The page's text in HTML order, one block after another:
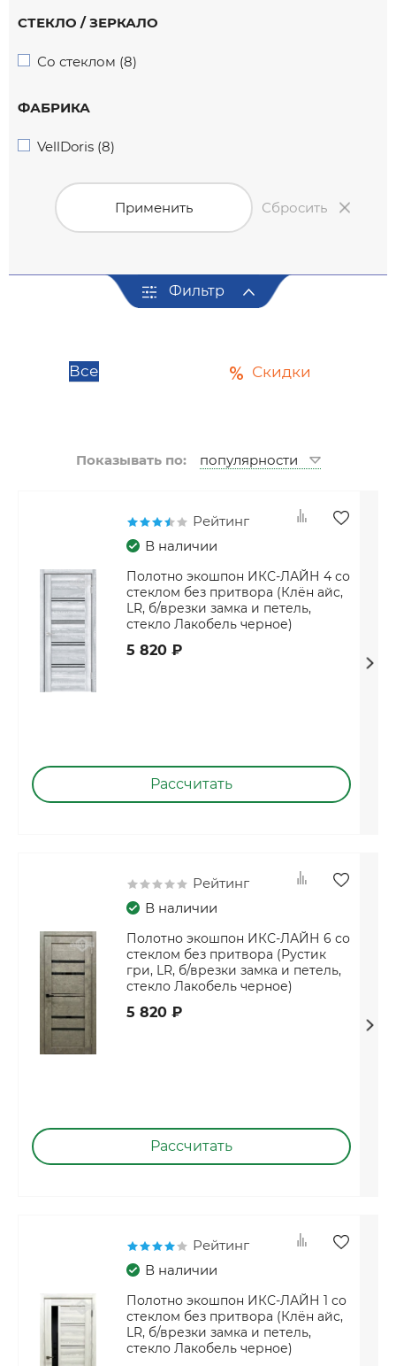
СТЕКЛО / ЗЕРКАЛО
Со стеклом (8)
ФАБРИКА
VellDoris (8)
Применить Сбросить
Фильтр
Все Скидки
Показывать по:
Рейтинг
В наличии
Полотно экошпон ИКС-ЛАЙН 4 со
стеклом без притвора (Клён айс,
LR, б/врезки замка и петель,
стекло Лакобель черное)
5 820 ₽
Рассчитать
Рейтинг
В наличии
Полотно экошпон ИКС-ЛАЙН 6 со
стеклом без притвора (Рустик
гри, LR, б/врезки замка и петель,
стекло Лакобель черное)
5 820 ₽
Рассчитать
Рейтинг
В наличии
Полотно экошпон ИКС-ЛАЙН 1 со
стеклом без притвора (Клён айс,
LR, б/врезки замка и петель,
стекло Лакобель черное)